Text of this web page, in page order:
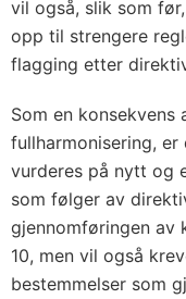
vil også, slik som
opp til strengere
flagging etter
Som en
fullharmonisering,
vurderes på nytt og
som følger av
gjennomføringen av
10, men vil også
bestemmelser som